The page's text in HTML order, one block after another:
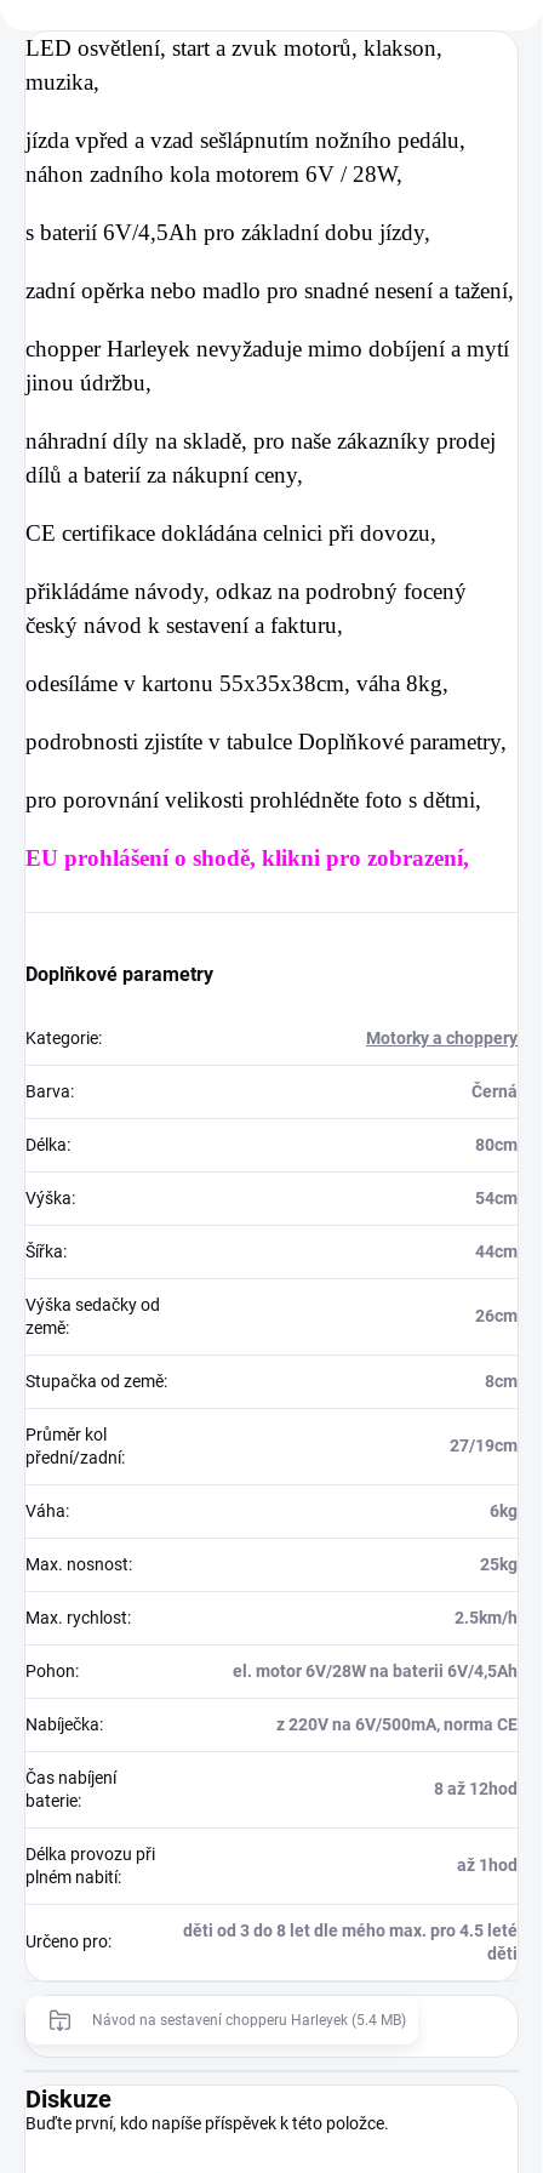
LED osvětlení, start a zvuk motorů, klakson,
muzika,
jízda vpřed a vzad sešlápnutím nožního pedálu,
náhon zadního kola motorem 6V / 28W,
s baterií 6V/4,5Ah pro základní dobu jízdy,
zadní opěrka nebo madlo pro snadné nesení a tažení,
chopper Harleyek nevyžaduje mimo dobíjení a mytí
jinou údržbu,
náhradní díly na skladě, pro naše zákazníky prodej
dílů a baterií za nákupní ceny,
CE certifikace dokládána celnici při dovozu,
přikládáme návody, odkaz na podrobný focený
český návod k sestavení a fakturu,
odesíláme v kartonu 55x35x38cm, váha 8kg,
podrobnosti zjistíte v tabulce Doplňkové parametry,
pro porovnání velikosti prohlédněte foto s dětmi,
EU prohlášení o shodě, klikni pro zobrazení,
Doplňkové parametry
Kategorie: Motorky a choppery
Barva: Černá
Délka: 80cm
Výška: 54cm
Šířka: 44cm
Výška sedačky od
země:
26cm
Stupačka od země: 8cm
Průměr kol
přední/zadní:
27/19cm
Váha: 6kg
Max. nosnost: 25kg
Max. rychlost: 2.5km/h
Pohon: el. motor 6V/28W na baterii 6V/4,5Ah
Nabíječka: z 220V na 6V/500mA, norma CE
Čas nabíjení
baterie:
8 až 12hod
Délka provozu při
plném nabití:
až 1hod
Určeno pro:
děti od 3 do 8 let dle mého max. pro 4.5 leté
děti
Návod na sestavení chopperu Harleyek (5.4 MB)
Diskuze
Buďte první, kdo napíše příspěvek k této položce.